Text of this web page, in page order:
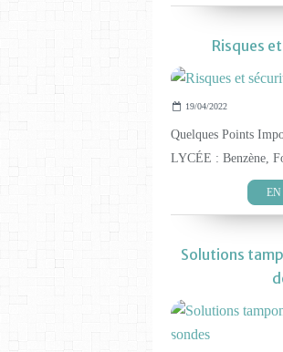
Risques
19/04/2022
Quelques Points
LYCÉE : Benzène,
Solutions